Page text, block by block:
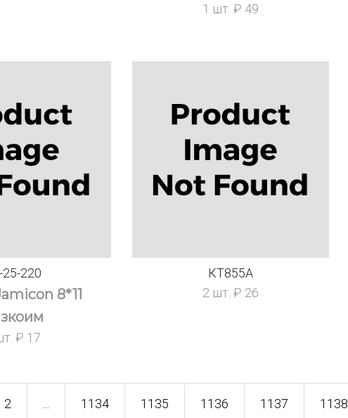
1 шт. ₽ 49
25-220
8*11
₽ 17
КТ855А
2 шт. ₽ 26
2 1134 1135 1136 1137 1138